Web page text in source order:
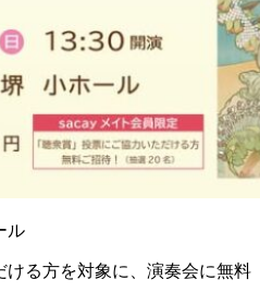
ル
る方を対象に、演奏会に無料